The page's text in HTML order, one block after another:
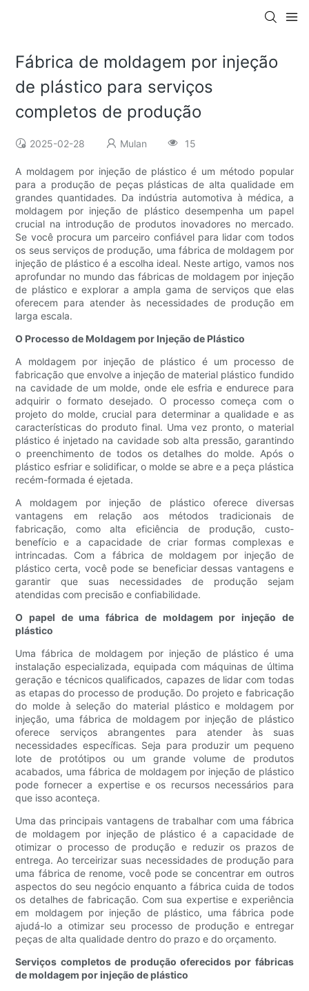
Fábrica de moldagem por injeção
de plástico para serviços
completos de produção
2025-02-28 Mulan 15
A moldagem por injeção de plástico é um método popular
para a produção de peças plásticas de alta qualidade em
grandes quantidades. Da indústria automotiva à médica, a
moldagem por injeção de plástico desempenha um papel
crucial na introdução de produtos inovadores no mercado.
Se você procura um parceiro confiável para lidar com todos
os seus serviços de produção, uma fábrica de moldagem por
injeção de plástico é a escolha ideal. Neste artigo, vamos nos
aprofundar no mundo das fábricas de moldagem por injeção
de plástico e explorar a ampla gama de serviços que elas
oferecem para atender às necessidades de produção em
larga escala.
O Processo de Moldagem por Injeção de Plástico
A moldagem por injeção de plástico é um processo de
fabricação que envolve a injeção de material plástico fundido
na cavidade de um molde, onde ele esfria e endurece para
adquirir o formato desejado. O processo começa com o
projeto do molde, crucial para determinar a qualidade e as
características do produto final. Uma vez pronto, o material
plástico é injetado na cavidade sob alta pressão, garantindo
o preenchimento de todos os detalhes do molde. Após o
plástico esfriar e solidificar, o molde se abre e a peça plástica
recém-formada é ejetada.
A moldagem por injeção de plástico oferece diversas
vantagens em relação aos métodos tradicionais de
fabricação, como alta eficiência de produção, custo-
benefício e a capacidade de criar formas complexas e
intrincadas. Com a fábrica de moldagem por injeção de
plástico certa, você pode se beneficiar dessas vantagens e
garantir que suas necessidades de produção sejam
atendidas com precisão e confiabilidade.
O papel de uma fábrica de moldagem por injeção de
plástico
Uma fábrica de moldagem por injeção de plástico é uma
instalação especializada, equipada com máquinas de última
geração e técnicos qualificados, capazes de lidar com todas
as etapas do processo de produção. Do projeto e fabricação
do molde à seleção do material plástico e moldagem por
injeção, uma fábrica de moldagem por injeção de plástico
oferece serviços abrangentes para atender às suas
necessidades específicas. Seja para produzir um pequeno
lote de protótipos ou um grande volume de produtos
acabados, uma fábrica de moldagem por injeção de plástico
pode fornecer a expertise e os recursos necessários para
que isso aconteça.
Uma das principais vantagens de trabalhar com uma fábrica
de moldagem por injeção de plástico é a capacidade de
otimizar o processo de produção e reduzir os prazos de
entrega. Ao terceirizar suas necessidades de produção para
uma fábrica de renome, você pode se concentrar em outros
aspectos do seu negócio enquanto a fábrica cuida de todos
os detalhes de fabricação. Com sua expertise e experiência
em moldagem por injeção de plástico, uma fábrica pode
ajudá-lo a otimizar seu processo de produção e entregar
peças de alta qualidade dentro do prazo e do orçamento.
Serviços completos de produção oferecidos por fábricas
de moldagem por injeção de plástico